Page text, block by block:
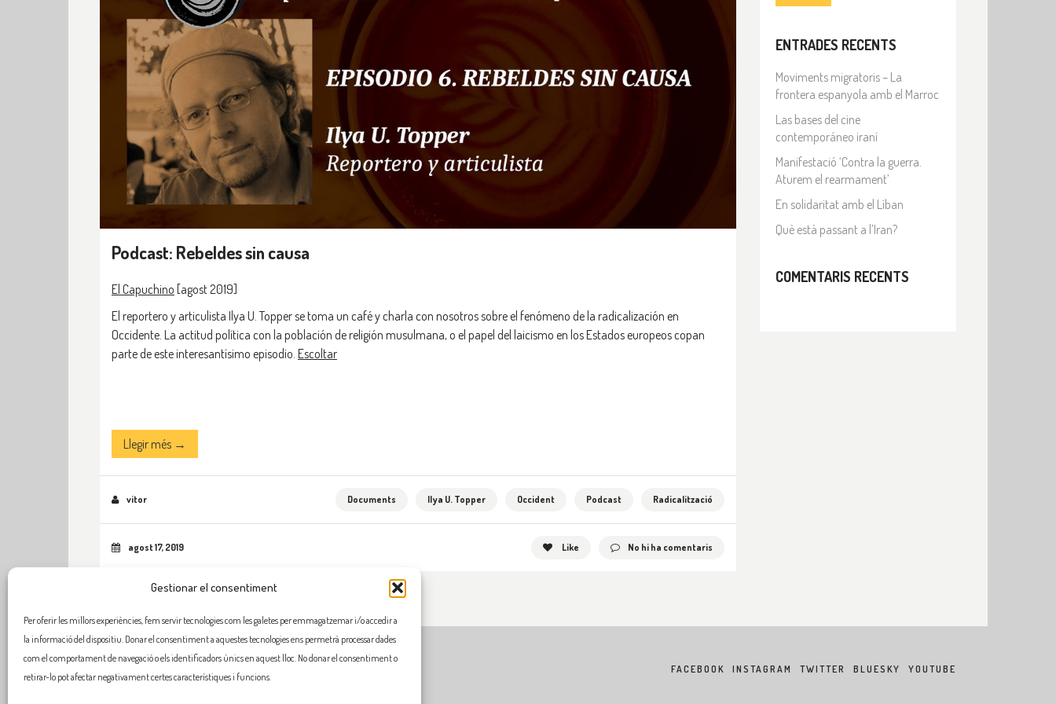
Gestionar el consentiment
Per oferir les millors experiències, fem servir tecnologies com les galetes per emmagatzemar i/o accedir a
la informació del dispositiu. Donar el consentiment a aquestes tecnologies ens permetrà processar dades
com el comportament de navegació o els identificadors únics en aquest lloc. No donar el consentiment o
retirar-lo pot afectar negativament certes característiques i funcions.
Podcast: Rebeldes sin causa
El Capuchino [agost 2019]
El reportero y articulista Ilya U. Topper se toma un café y charla con nosotros sobre el fenómeno de la radicalización en
Occidente. La actitud política con la población de religión musulmana, o el papel del laicismo en los Estados europeos copan
parte de este interesantísimo episodio. Escoltar
Llegir més →
vitor Documents Ilya U. Topper Occident Podcast Radicalització
agost 17, 2019 Like No hi ha comentaris
ENTRADES RECENTS
Moviments migratoris – La
frontera espanyola amb el Marroc
Las bases del cine
contemporáneo iraní
Manifestació ‘Contra la guerra.
Aturem el rearmament’
En solidaritat amb el Líban
Què està passant a l’Iran?
COMENTARIS RECENTS
FACEBOOK INSTAGRAM TWITTER BLUESKY YOUTUBE